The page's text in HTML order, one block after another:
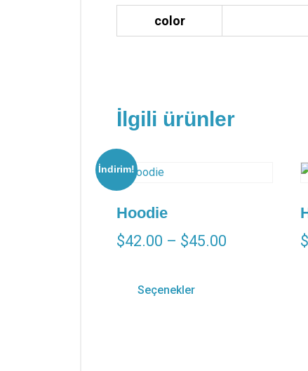
color
İlgili ürünler
İndirim!
Hoodie
$42.00 – $45.00
Seçenekler
$